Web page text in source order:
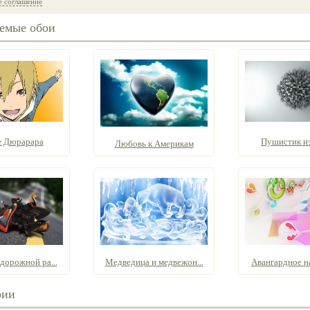
обои
Дюрарара Любовь к Америкам Пушистик
ра... Медведица и медвежон... Авангардное